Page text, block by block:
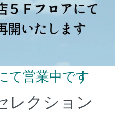
て営業中です
レクション